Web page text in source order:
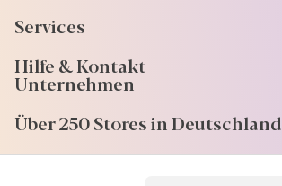
Services
Hilfe & Kontakt
Unternehmen
Über 250 Stores in Deutschland